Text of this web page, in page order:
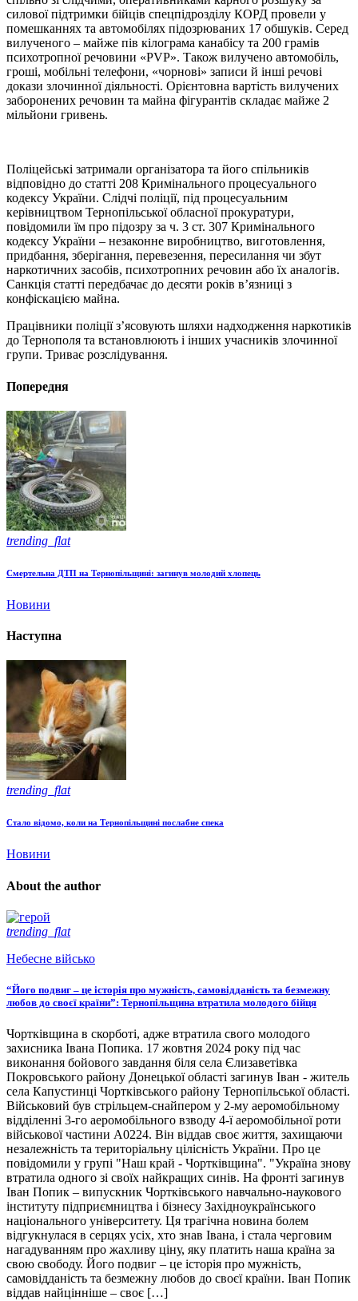
силової підтримки бійців спецпідрозділу КОРД провели у
помешканнях та автомобілях підозрюваних 17 обшуків. Серед
вилученого – майже пів кілограма канабісу та 200 грамів
психотропної речовини «PVP». Також вилучено автомобіль,
гроші, мобільні телефони, «чорнові» записи й інші речові
докази злочинної діяльності. Орієнтовна вартість вилучених
заборонених речовин та майна фігурантів складає майже 2
мільйони гривень.
Поліцейські затримали організатора та його спільників
відповідно до статті 208 Кримінального процесуального
кодексу України. Слідчі поліції, під процесуальним
керівництвом Тернопільської обласної прокуратури,
повідомили їм про підозру за ч. 3 ст. 307 Кримінального
кодексу України – незаконне виробництво, виготовлення,
придбання, зберігання, перевезення, пересилання чи збут
наркотичних засобів, психотропних речовин або їх аналогів.
Санкція статті передбачає до десяти років в’язниці з
конфіскацією майна.
Працівники поліції з’ясовують шляхи надходження наркотиків
до Тернополя та встановлюють і інших учасників злочинної
групи. Триває розслідування.
Попередня
trending_flat
Смертельна ДТП на Тернопільщині: загинув молодий хлопець
Новини
Наступна
trending_flat
Стало відомо, коли на Тернопільщині послабне спека
Новини
About the author
trending_flat
Небесне військо
“Його подвиг – це історія про мужність, самовідданість та безмежну
любов до своєї країни”: Тернопільщина втратила молодого бійця
Чортківщина в скорботі, адже втратила свого молодого
захисника Івана Попика. 17 жовтня 2024 року під час
виконання бойового завдання біля села Єлизаветівка
Покровського району Донецької області загинув Іван - житель
села Капустинці Чортківського району Тернопільської області.
Військовий був стрільцем-снайпером у 2-му аеромобільному
відділенні 3-го аеромобільного взводу 4-ї аеромобільної роти
військової частини А0224. Він віддав своє життя, захищаючи
незалежність та територіальну цілісність України. Про це
повідомили у групі "Наш край - Чортківщина". "Україна знову
втратила одного зі своїх найкращих синів. На фронті загинув
Іван Попик – випускник Чортківського навчально-наукового
інституту підприємництва і бізнесу Західноукраїнського
національного університету. Ця трагічна новина болем
відгукнулася в серцях усіх, хто знав Івана, і стала черговим
нагадуванням про жахливу ціну, яку платить наша країна за
свою свободу. Його подвиг – це історія про мужність,
самовідданість та безмежну любов до своєї країни. Іван Попик
віддав найцінніше – своє […]